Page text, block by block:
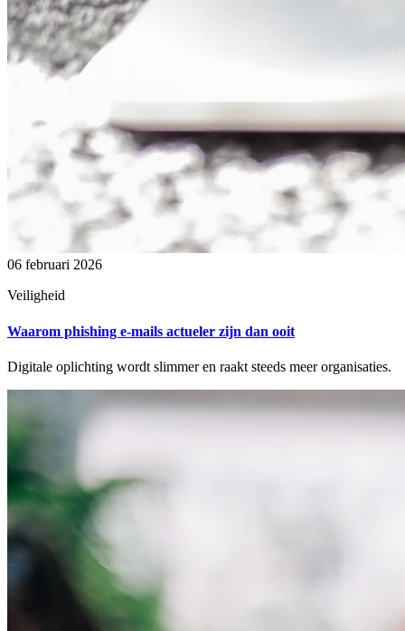
06 februari 2026
Veiligheid
Waarom phishing e-mails actueler zijn dan ooit
Digitale oplichting wordt slimmer en raakt steeds meer organisaties.